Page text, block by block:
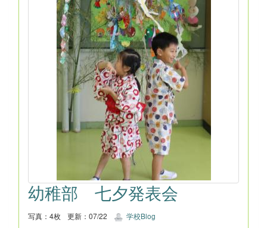
幼稚部 七夕発表会
写真：4枚 更新：07/22 学校Blog